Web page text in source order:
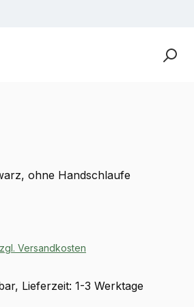
ohne Handschlaufe
Versandkosten
Lieferzeit: 1-3 Werktage